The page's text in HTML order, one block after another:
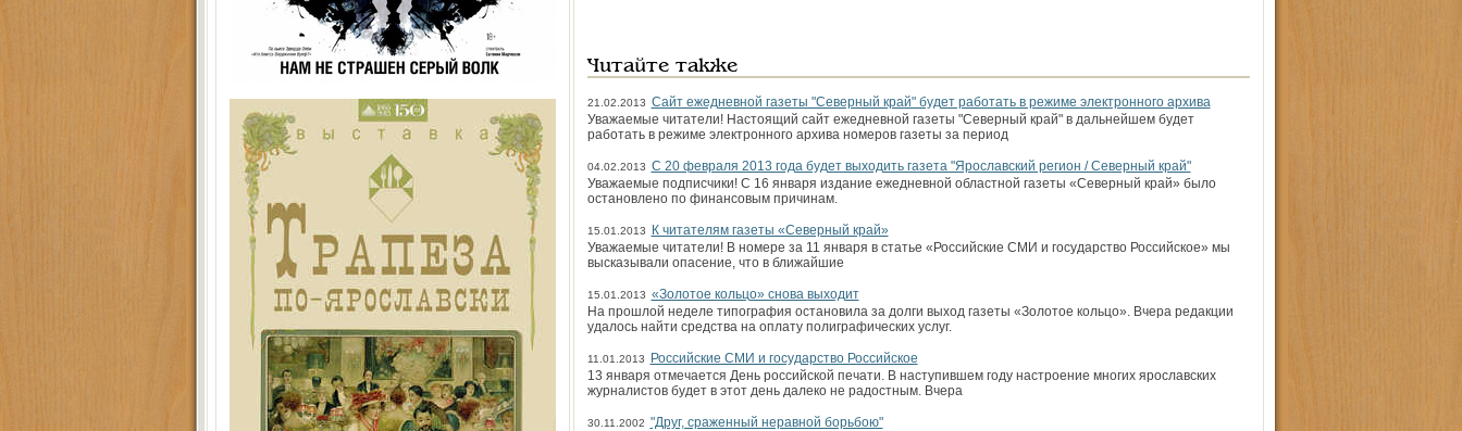
Читайте также
21.02.2013 Сайт ежедневной газеты "Северный край" будет работать в режиме электронного архива
Уважаемые читатели! Настоящий сайт ежедневной газеты "Северный край" в дальнейшем будет
работать в режиме электронного архива номеров газеты за период
04.02.2013 С 20 февраля 2013 года будет выходить газета "Ярославский регион / Северный край"
Уважаемые подписчики! С 16 января издание ежедневной областной газеты «Северный край» было
остановлено по финансовым причинам.
15.01.2013
К читателям газеты «Северный край»
Уважаемые читатели! В номере за 11 января в статье «Российские СМИ и государ­ство Российское» мы
высказывали опасение, что в ближайшие
15.01.2013 «Золотое кольцо» снова выходит
На прошлой неделе типография остановила за долги выход газеты «Золотое кольцо». Вчера редакции
удалось найти сред­ства на оплату полиграфических услуг.
11.01.2013
Российские СМИ и государство Российское
13 января отмечается День российской печати. В наступившем году настроение многих ярославских
журналистов будет в этот день далеко не радостным. Вчера
30.11.2002 "Друг, сраженный неравной борьбою"